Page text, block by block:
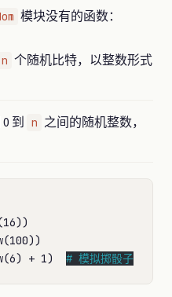
模块没有的函数：
n 个随机比特，以整数形式
到 n 之间的随机整数，
+ 1) # 模拟掷骰子